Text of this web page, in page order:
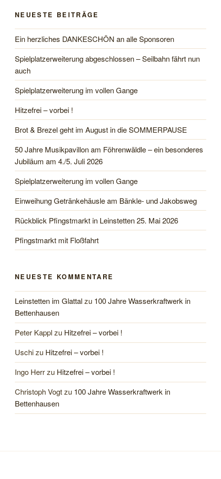
NEUESTE BEITRÄGE
Ein herzliches DANKESCHÖN an alle Sponsoren
Spielplatzerweiterung abgeschlossen – Seilbahn fährt nun
auch
Spielplatzerweiterung im vollen Gange
Hitzefrei – vorbei !
Brot & Brezel geht im August in die SOMMERPAUSE
50 Jahre Musikpavillon am Föhrenwäldle – ein besonderes
Jubiläum am 4./5. Juli 2026
Spielplatzerweiterung im vollen Gange
Einweihung Getränkehäusle am Bänkle- und Jakobsweg
Rückblick Pfingstmarkt in Leinstetten 25. Mai 2026
Pfingstmarkt mit Floßfahrt
NEUESTE KOMMENTARE
Leinstetten im Glattalzu 100 Jahre Wasserkraftwerk in
Bettenhausen
Peter Kapplzu Hitzefrei – vorbei !
Uschizu Hitzefrei – vorbei !
Ingo Herrzu Hitzefrei – vorbei !
Christoph Vogtzu 100 Jahre Wasserkraftwerk in
Bettenhausen